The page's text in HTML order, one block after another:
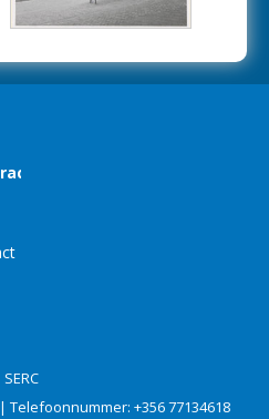
SERC
| Telefoonnummer: +356 77134618